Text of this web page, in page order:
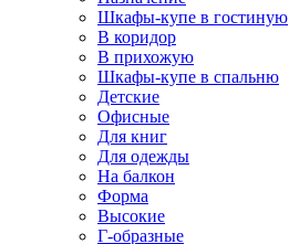
Шкафы-купе в гостиную
В коридор
В прихожую
Шкафы-купе в спальню
Детские
Офисные
Для книг
Для одежды
На балкон
Форма
Высокие
Г-образные